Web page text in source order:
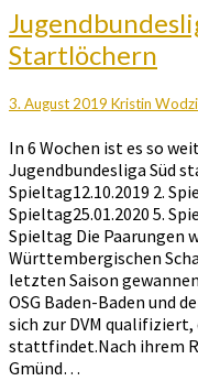
Startlöchern
3. August 2019 Kristin
In 6 Wochen ist es so
Jugendbundesliga Süd
Spieltag12.10.2019 2.
Spieltag25.01.2020 5.
Spieltag Die Paarungen
Württembergischen
letzten Saison
OSG Baden-Baden und
sich zur DVM
stattfindet.Nach ihrem
Gmünd…